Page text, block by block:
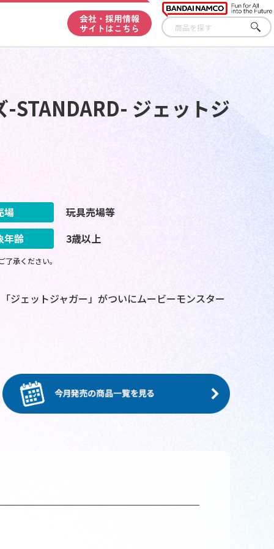
会社・採用情報
サイトはこちら
さが
す
STANDARD- ジェットジ
場
玩具売場等
年齢
3歳以上
承ください。
ジェットジャガー」がついにムービーモンスター